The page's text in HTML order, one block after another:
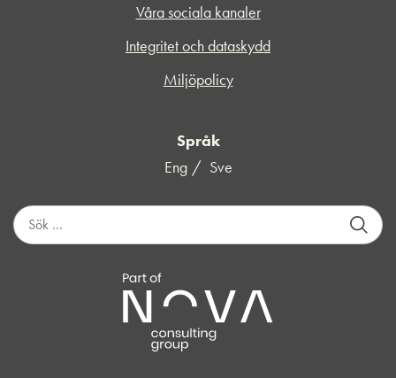
Våra sociala kanaler
Integritet och dataskydd
Miljöpolicy
Språk
Eng
Sve
S
ö
k